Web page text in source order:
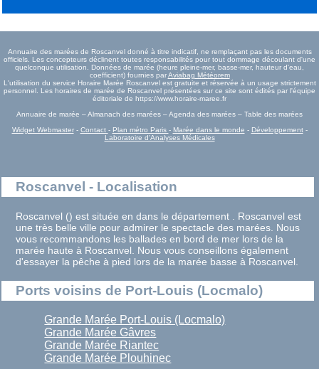
Annuaire des marées de Roscanvel donné à titre indicatif, ne remplaçant pas les documents
officiels. Les concepteurs déclinent toutes responsabilités pour tout dommage découlant d'une
quelconque utilisation. Données de marée (heure pleine-mer, basse-mer, hauteur d'eau,
coefficient) fournies parAviabag Météorem
L'utilisation du service Horaire Marée Roscanvel est gratuite et réservée à un usage strictement
personnel. Les horaires de marée de Roscanvel présentées sur ce site sont édités par l'équipe
éditoriale de https://www.horaire-maree.fr
Annuaire de marée – Almanach des marées – Agenda des marées – Table des marées
Widget Webmaster- Contact - Plan métro Paris - Marée dans le monde - Développement-
Laboratoire d'Analyses Médicales
Roscanvel - Localisation
Roscanvel () est située en dans le département . Roscanvel est
une très belle ville pour admirer le spectacle des marées. Nous
vous recommandons les ballades en bord de mer lors de la
marée haute à Roscanvel. Nous vous conseillons également
d'essayer la pêche à pied lors de la marée basse à Roscanvel.
Ports voisins de Port-Louis (Locmalo)
Grande Marée Port-Louis (Locmalo)
Grande Marée Gâvres
Grande Marée Riantec
Grande Marée Plouhinec